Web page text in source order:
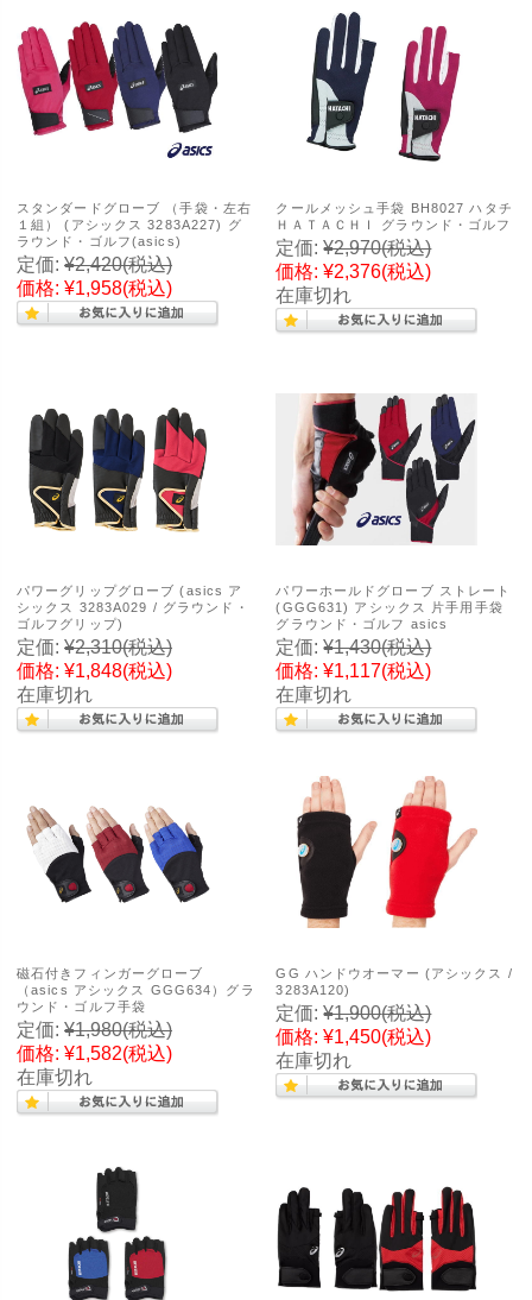
スタンダードグローブ （手袋・左右
１組） (アシックス 3283A227) グ
ラウンド・ゴルフ(asics)
定価: ¥2,420(税込)
価格: ¥1,958(税込)
クールメッシュ手袋 BH8027 ハタチ
ＨＡＴＡＣＨＩ グラウンド・ゴルフ
定価: ¥2,970(税込)
価格: ¥2,376(税込)
在庫切れ
パワーグリップグローブ (asics ア
シックス 3283A029 / グラウンド・
ゴルフグリップ)
定価: ¥2,310(税込)
価格: ¥1,848(税込)
在庫切れ
パワーホールドグローブ ストレート
(GGG631) アシックス 片手用手袋
グラウンド・ゴルフ asics
定価: ¥1,430(税込)
価格: ¥1,117(税込)
在庫切れ
磁石付きフィンガーグローブ
（asics アシックス GGG634）グラ
ウンド・ゴルフ手袋
定価: ¥1,980(税込)
価格: ¥1,582(税込)
在庫切れ
GG ハンドウオーマー (アシックス /
3283A120)
定価: ¥1,900(税込)
価格: ¥1,450(税込)
在庫切れ